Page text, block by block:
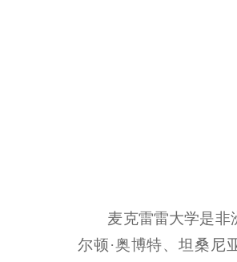
麦克雷雷大学是非
尔顿·奥博特、坦桑尼